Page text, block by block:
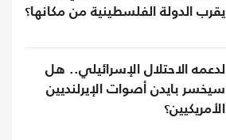
يقرب الدولة الفلسطينية من مكانها؟
لدعمه الاحتلال الإسرائيلي.. هل
سيخسر بايدن أصوات الإيرلنديين
الأمريكيين؟